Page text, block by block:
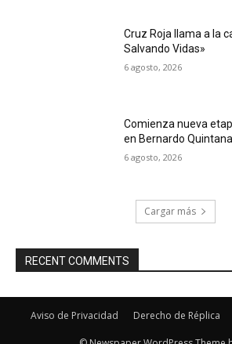
Cruz Roja llama a la
Salvando Vidas»
6 agosto, 2026
Comienza nueva
en Bernardo Quintana
6 agosto, 2026
Cargar más
RECENT COMMENTS
Aviso de Privacidad Derecho de Réplica